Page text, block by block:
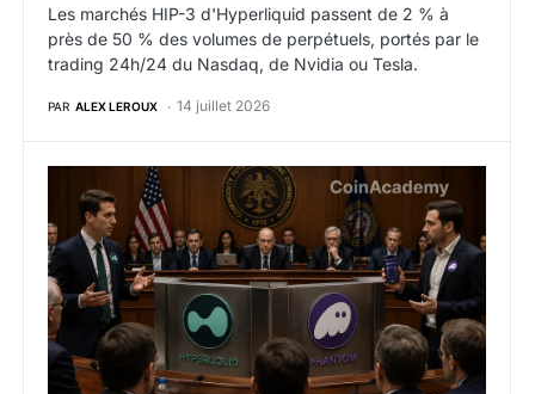
Les marchés HIP-3 d'Hyperliquid passent de 2 % à
près de 50 % des volumes de perpétuels, portés par le
trading 24h/24 du Nasdaq, de Nvidia ou Tesla.
PAR ALEX LEROUX 14 juillet 2026
Hyperliquid et Phantom demandent à la CFTC de